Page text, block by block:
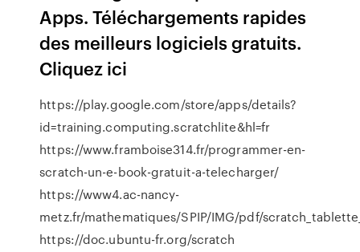
Apps. Téléchargements rapides
des meilleurs logiciels gratuits.
Cliquez ici
https://play.google.com/store/apps/details?
id=training.computing.scratchlite&hl=fr
https://www.framboise314.fr/programmer-en-
scratch-un-e-book-gratuit-a-telecharger/
https://www4.ac-nancy-
metz.fr/mathematiques/SPIP/IMG/pdf/
https://doc.ubuntu-fr.org/scratch